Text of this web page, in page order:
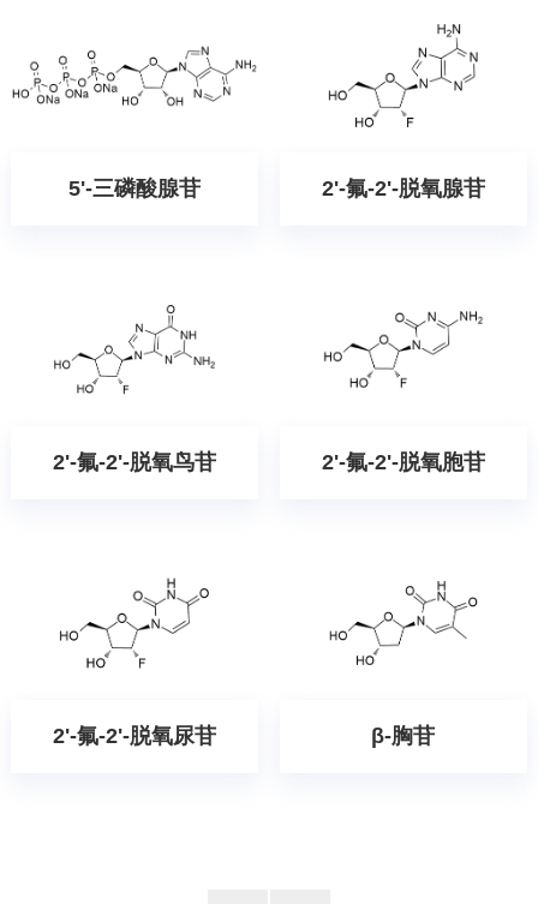
5'-三磷酸腺苷 2'-氟-2'-脱氧腺苷
2'-氟-2'-脱氧鸟苷 2'-氟-2'-脱氧胞苷
2'-氟-2'-脱氧尿苷 β-胸苷